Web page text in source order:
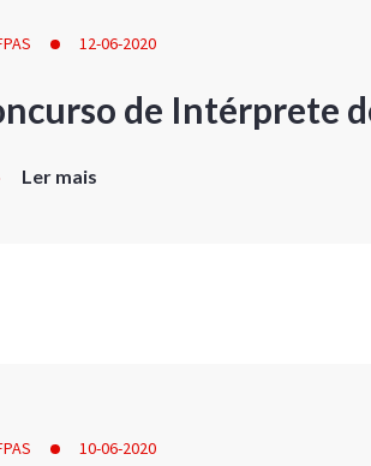
12-06-2020
de Intérprete
Ler mais
10-06-2020